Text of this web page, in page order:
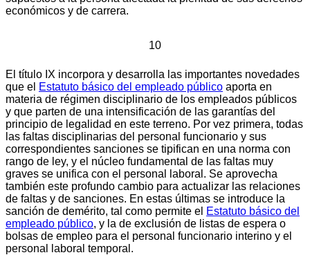
económicos y de carrera.
10
El título IX incorpora y desarrolla las importantes novedades
que el Estatuto básico del empleado público aporta en
materia de régimen disciplinario de los empleados públicos
y que parten de una intensificación de las garantías del
principio de legalidad en este terreno. Por vez primera, todas
las faltas disciplinarias del personal funcionario y sus
correspondientes sanciones se tipifican en una norma con
rango de ley, y el núcleo fundamental de las faltas muy
graves se unifica con el personal laboral. Se aprovecha
también este profundo cambio para actualizar las relaciones
de faltas y de sanciones. En estas últimas se introduce la
sanción de demérito, tal como permite el Estatuto básico del
empleado público, y la de exclusión de listas de espera o
bolsas de empleo para el personal funcionario interino y el
personal laboral temporal.